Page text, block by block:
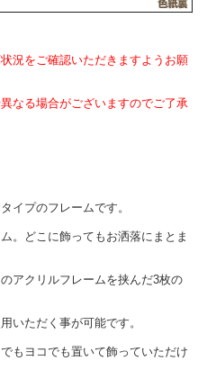
況をご確認いただきますようお願
なる場合がございますのでご了承
イプのフレームです。
。どこに飾ってもお洒落にまとま
アクリルフレームを挟んだ3枚の
いただく事が可能です。
もヨコでも置いて飾っていただけ